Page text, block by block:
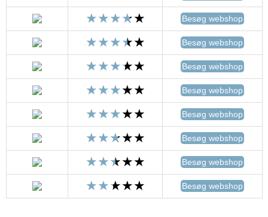
Besøg webshop
Besøg webshop
Besøg webshop
Besøg webshop
Besøg webshop
Besøg webshop
Besøg webshop
Besøg webshop